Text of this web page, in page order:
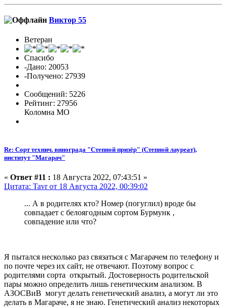
Виктор 55
Ветеран
Спасибо
-Дано: 20053
-Получено: 27939
Сообщений: 5226
Рейтинг: 27956
Коломна МО
Re: Сорт технич. винограда "Степной призёр" (Степной лауреат),
институт "Магарач"
« Ответ #11 : 18 Августа 2022, 07:43:51 »
Цитата: Tavr от 18 Августа 2022, 00:39:02
... А в родителях кто? Номер (погуглил) вроде бы
совпадает с белоягодным сортом Бурмунк ,
совпадение или что?
Я пытался несколько раз связаться с Магарачем по телефону и
по почте через их сайт, не отвечают. Поэтому вопрос с
родителями сорта открытый. Достоверность родительской
пары можно определить лишь генетическим анализом. В
АЗОСВиВ могут делать генетический анализ, а могут ли это
делать в Магараче, я не знаю. Генетический анализ некоторых